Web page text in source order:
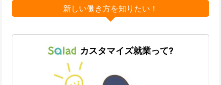
新しい働き方を知りたい！
カスタマイズ就業って?